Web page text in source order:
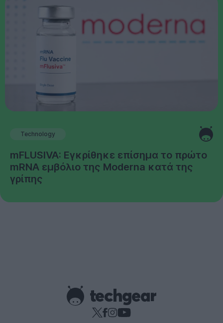
Technology
mFLUSIVA: Εγκρίθηκε επίσημα το πρώτο
mRNA εμβόλιο της Moderna κατά της
γρίπης